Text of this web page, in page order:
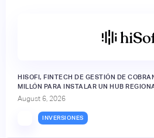
HISOFI, FINTECH DE GESTIÓN DE
MILLÓN PARA INSTALAR UN HUB
August 6, 2026
INVERSIONES